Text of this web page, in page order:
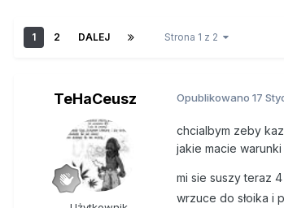
1 2 DALEJ Strona 1 z 2
TeHaCeusz Opublikowano 17
chcialbym zeby
jakie macie
mi sie suszy teraz
wrzuce do słoika i